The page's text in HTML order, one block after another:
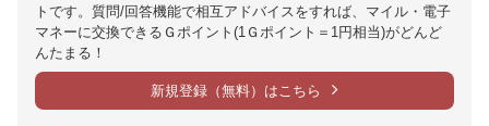
トです。質問/回答機能で相互アドバイスをすれば、マイル・電子
マネーに交換できるＧポイント(1Ｇポイント＝1円相当)がどんど
んたまる！
新規登録（無料）はこちら